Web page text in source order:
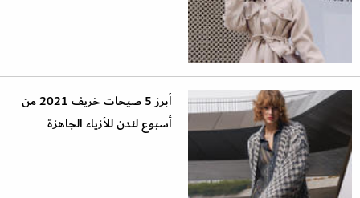
أبرز 5 صيحات خريف 2021 من
أسبوع لندن للأزياء الجاهزة